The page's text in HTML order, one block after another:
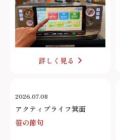
詳しく見る
2026.07.08
アクティブライフ箕面
笹の節句